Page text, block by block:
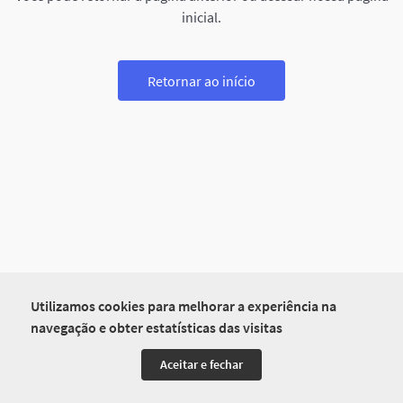
Utilizamos cookies para melhorar a experiência na
navegação e obter estatísticas das visitas
Aceitar e fechar
inicial.
Retornar ao início